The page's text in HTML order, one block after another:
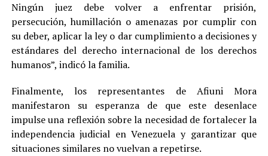
Ningún juez debe volver a enfrentar prisión,
persecución, humillación o amenazas por cumplir con
su deber, aplicar la ley o dar cumplimiento a decisiones y
estándares del derecho internacional de los derechos
humanos”, indicó la familia.
Finalmente, los representantes de Afiuni Mora
manifestaron su esperanza de que este desenlace
impulse una reflexión sobre la necesidad de fortalecer la
independencia judicial en Venezuela y garantizar que
situaciones similares no vuelvan a repetirse.